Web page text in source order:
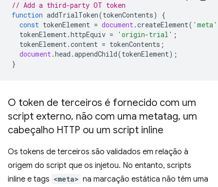
// Add a third-party OT token
function addTrialToken(tokenContents)
{
const tokenElement = document.createElement( 'meta'
tokenElement.httpEquiv = 'origin-trial' ;
tokenElement.content = tokenContents ;
document.head .appendChild(tokenElement);
}
O token de terceiros é fornecido com um
script externo, não com uma metatag, um
cabeçalho HTTP ou um script inline
Os tokens de terceiros são validados em relação à
origem do script que os injetou. No entanto, scripts
inline e tags <meta> na marcação estática não têm uma